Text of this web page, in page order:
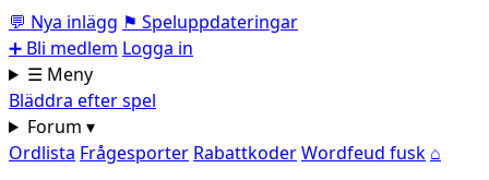
💬 Nya inlägg ⚑ Speluppdateringar
➕ Bli medlem Logga in
☰ Meny
Bläddra efter spel
Forum ▾
Ordlista Frågesporter RabattkoderWordfeud fusk ⌂